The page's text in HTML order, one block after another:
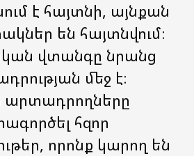
է հայտնի, այնքան
են հայտնվում։
վտանգը նրանց
մեջ է։
հզոր
որոնք կարող են